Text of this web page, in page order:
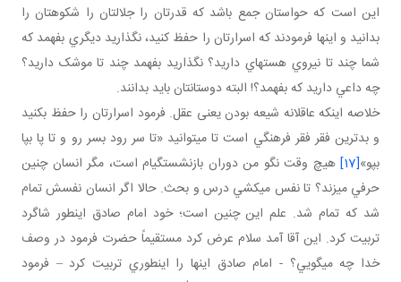
اين است که حواستان جمع باشد که قدرتان را جلالتان را شکوهتان را
بدانيد و اينها فرمودند که اسرارتان را حفظ کنيد، نگذاريد ديگري بفهمد که
شما چند تا نيروي هسته اي داريد؟ نگذاريد بفهمد چند تا موشک داريد؟
چه داعي داريد که بفهمد؟! البته دوستانتان بايد بدانند.
خلاصه اينکه عاقلانه شيعه بودن يعنی عقل. فرمود اسرارتان را حفظ بکنيد
و بدترين فقر فقر فرهنگي است تا مي توانيد «تا سر رود بسر رو و تا پا بپا
بپو»[17]
هيچ وقت نگو من دوران بازنشستگي ام است، مگر انسان چنين
حرفي مي زند؟ تا نفس مي کشي درس و بحث. حالا اگر انسان نفسش تمام
شد که تمام شد. علم اين چنين است؛ خود امام صادق اين طور شاگرد
تربيت کرد. اين آقا آمد سلام عرض کرد مستقيماً حضرت فرمود در وصف
خدا چه مي گويي؟ - امام صادق اينها را اين طوري تربيت کرد – فرمود